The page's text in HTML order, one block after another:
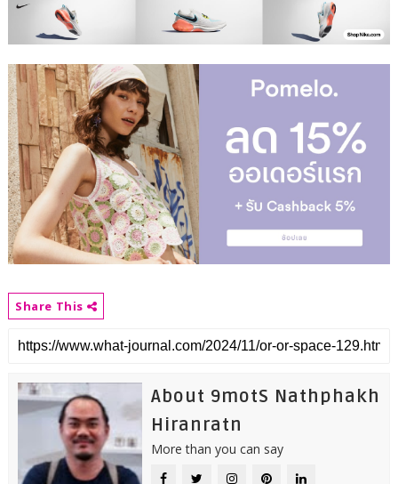
Share This
About 9motS Nathphakh
Hiranratn
More than you can say